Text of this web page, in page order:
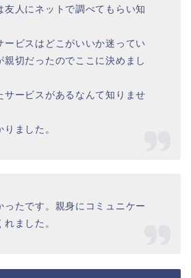
友人にネットで調べてもらい知
ービスはどこがいいか迷ってい
親切だったのでここに決めまし
サービスがあるなんて知りませ
ました。
ったです。親身にコミュニケー
ました。